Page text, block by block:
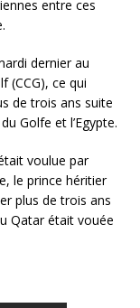
entre ces
dernier au
(CCG), ce qui
de trois ans suite
Golfe et l’Egypte.
voulue par
le prince héritier
plus de trois ans
Qatar était vouée